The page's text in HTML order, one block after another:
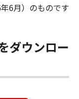
6月）のものです
ダウンロー